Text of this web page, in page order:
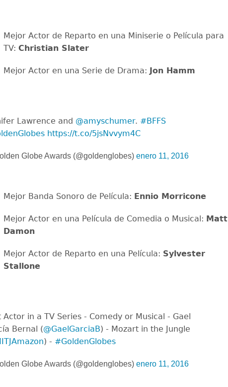
Mejor Actor de Reparto en una Miniserie o Película para
TV: Christian Slater
Mejor Actor en una Serie de Drama: Jon Hamm
Lawrence and @amyschumer. #BFFS
https://t.co/5jsNvvym4C
Globe Awards (@goldenglobes) enero 11, 2016
Mejor Banda Sonoro de Película: Ennio Morricone
Mejor Actor en una Película de Comedia o Musical: Matt
Damon
Mejor Actor de Reparto en una Película: Sylvester
Stallone
Actor in a TV Series - Comedy or Musical - Gael
Bernal (@GaelGarciaB) - Mozart in the Jungle
) - #GoldenGlobes
Globe Awards (@goldenglobes) enero 11, 2016